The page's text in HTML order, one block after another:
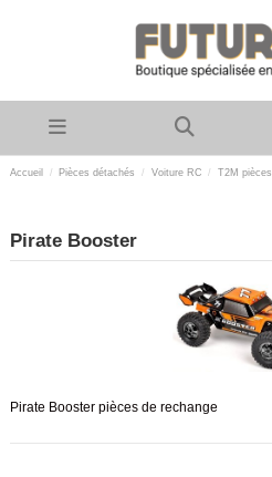
Accueil Pièces détachés Voiture RC T2M pièces
Pirate Booster
Pirate Booster pièces de rechange